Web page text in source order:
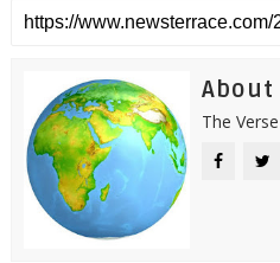
About
The